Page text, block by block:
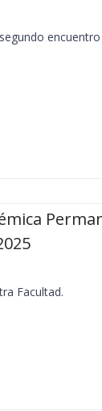
Facultad.